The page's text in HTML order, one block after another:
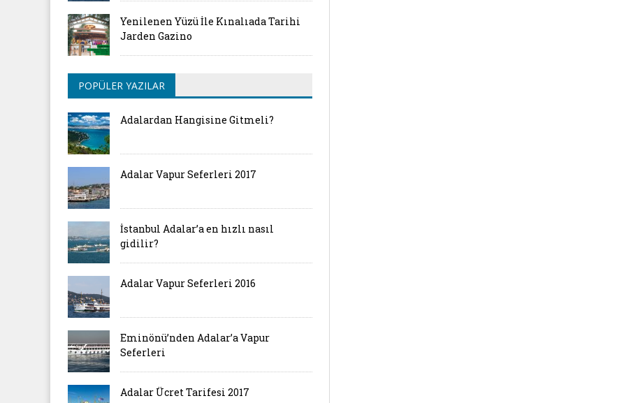
Yenilenen Yüzü İle Kınalıada Tarihi
Jarden Gazino
POPÜLER YAZILAR
Adalardan Hangisine Gitmeli?
Adalar Vapur Seferleri 2017
İstanbul Adalar’a en hızlı nasıl
gidilir?
Adalar Vapur Seferleri 2016
Eminönü’nden Adalar’a Vapur
Seferleri
Adalar Ücret Tarifesi 2017